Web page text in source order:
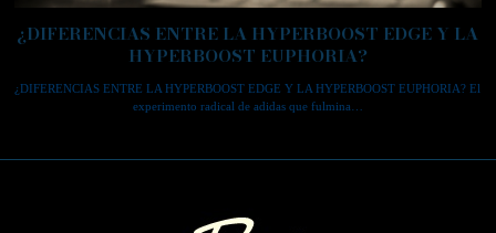
¿DIFERENCIAS ENTRE LA HYPERBOOST EDGE Y LA
HYPERBOOST EUPHORIA?
¿DIFERENCIAS ENTRE LA HYPERBOOST EDGE Y LA HYPERBOOST EUPHORIA? El
experimento radical de adidas que fulmina…